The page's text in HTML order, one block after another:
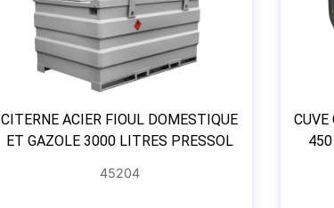
CITERNE ACIER FIOUL DOMESTIQUE
ET GAZOLE 3000 LITRES PRESSOL
45204